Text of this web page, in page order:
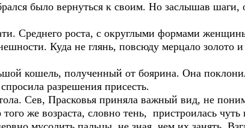
было вернуться к своим. Но заслышав шаги,
Среднего роста, с округлыми формами
Куда не глянь, повсюду мерцало золото и
кошель, полученный от боярина. Она
разрешения присесть.
Сев, Прасковья приняла важный вид, не
же возраста, словно тень, пристроилась чуть